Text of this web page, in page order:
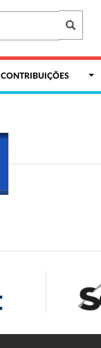
CONTRIBUIÇÕES